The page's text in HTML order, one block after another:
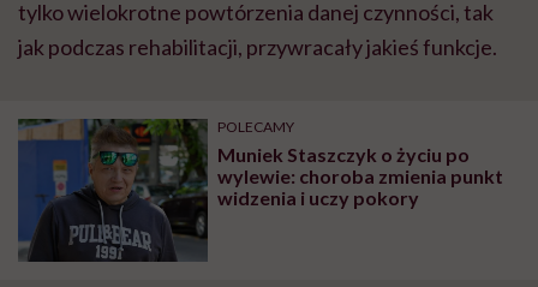
tylko wielokrotne powtórzenia danej czynności, tak
jak podczas rehabilitacji, przywracały jakieś funkcje.
POLECAMY
Muniek Staszczyk o życiu po
wylewie: choroba zmienia punkt
widzenia i uczy pokory